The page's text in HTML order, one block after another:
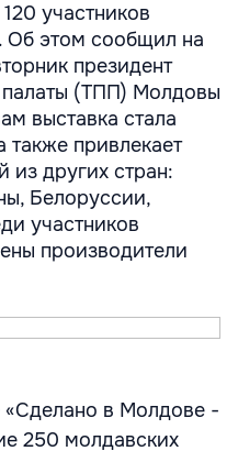
участников
Об этом сообщил на
президент
(ТПП) Молдовы
выставка стала
привлекает
из других стран:
Белоруссии,
участников
производители
«Сделано в Молдове -
250 молдавских